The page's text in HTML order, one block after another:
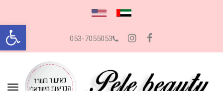
פתח 053-7055053